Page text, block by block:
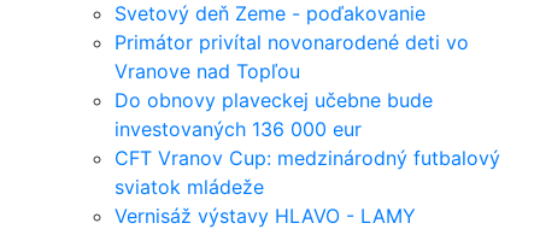
Svetový deň Zeme - poďakovanie
Primátor privítal novonarodené deti vo
Vranove nad Topľou
Do obnovy plaveckej učebne bude
investovaných 136 000 eur
CFT Vranov Cup: medzinárodný futbalový
sviatok mládeže
Vernisáž výstavy HLAVO - LAMY